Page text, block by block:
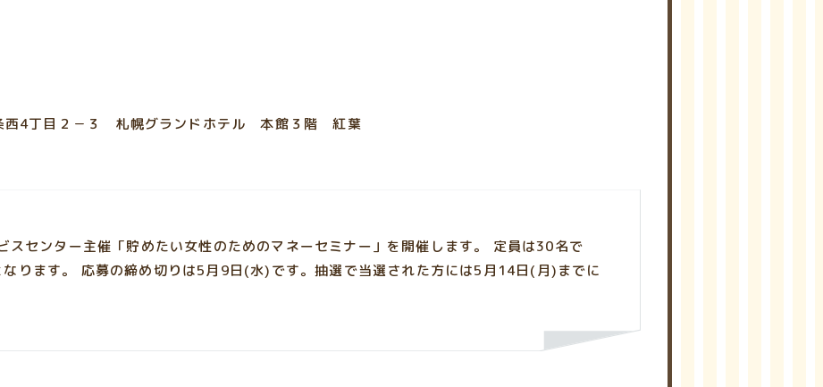
西4丁目２－３ 札幌グランドホテル 本館３階 紅葉
センター主催「貯めたい女性のためのマネーセミナー」を開催します。 定員は30名で
ります。 応募の締め切りは5月9日(水)です。抽選で当選された方には5月14日(月)までに